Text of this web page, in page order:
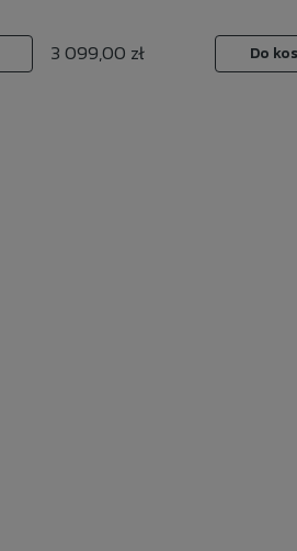
3 099,00 zł Do